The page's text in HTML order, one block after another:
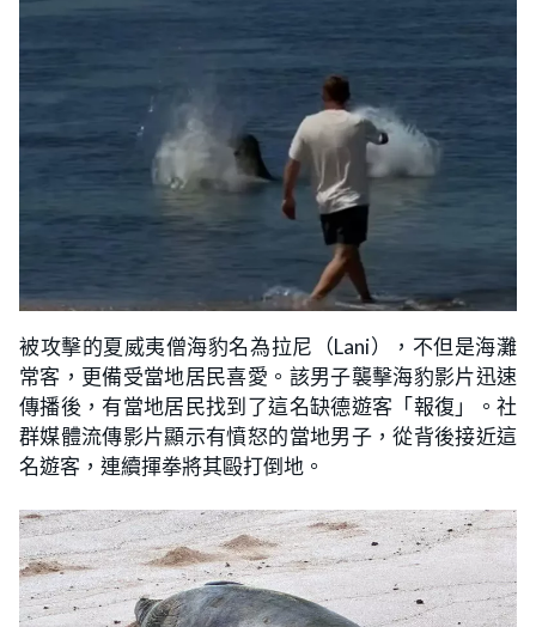
被攻擊的夏威夷僧海豹名為拉尼（Lani），不但是海灘
常客，更備受當地居民喜愛。該男子襲擊海豹影片迅速
傳播後，有當地居民找到了這名缺德遊客「報復」。社
群媒體流傳影片顯示有憤怒的當地男子，從背後接近這
名遊客，連續揮拳將其毆打倒地。